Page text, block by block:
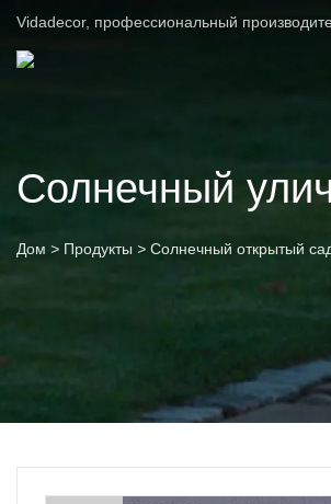
Vidadecor, профессиональный
Солнечный
Дом > Продукты > Солнечный открытый